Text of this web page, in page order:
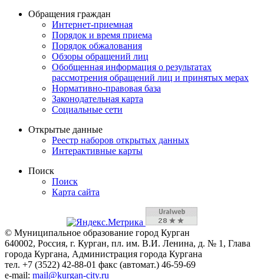
Обращения граждан
Интернет-приемная
Порядок и время приема
Порядок обжалования
Обзоры обращений лиц
Обобщенная информация о результатах
рассмотрения обращений лиц и принятых мерах
Нормативно-правовая база
Законодательная карта
Социальные сети
Открытые данные
Реестр наборов открытых данных
Интерактивные карты
Поиск
Поиск
Карта сайта
© Муниципальное образование город Курган
640002, Россия, г. Курган, пл. им. В.И. Ленина, д. № 1, Глава
города Кургана, Администрация города Кургана
тел. +7 (3522) 42-88-01 факс (автомат.) 46-59-69
e-mail: mail@kurgan-city.ru